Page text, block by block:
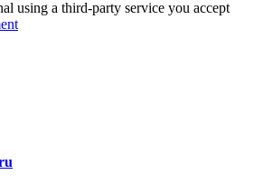
using a third-party service you accept